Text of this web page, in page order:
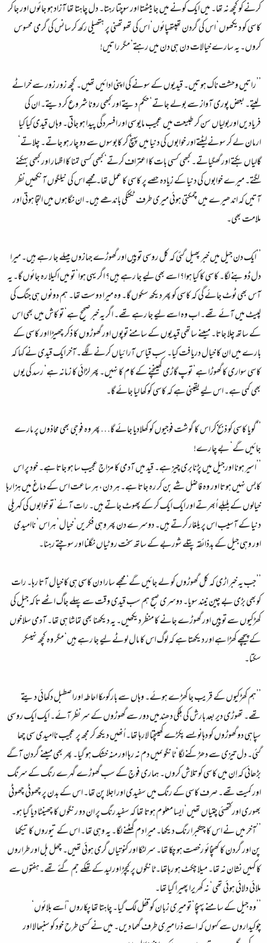
کرنے کو کچھ نہ تھا۔ میں ایک کونے میں جا بیٹھتا اور سوچتا رہتا۔ دل چاہتا تھا آزاد ہو جائوں اور جا کر
کاسی کو دیکھوں‘ اس کی گردن تھپتھپائوں‘ اس کی تھوتھنی پر ہتھیلی رکھ کر سانس کی گرمی محسوس
کروں۔ یہ سارے خیالات دن ہی دن میں رہتے‘ مگر راتیں!
’’راتیں وحشت ناک ہوتیں۔ قیدیوں کے سونے کی اپنی ادائیں تھیں۔ کچھ زور زور سے خراٹے
لیتے۔ بعض پوری آواز سے بولے جاتے‘ حکم دیتے اور کبھی رونا شروع کر دیتے۔ ان کی
فریادیں اوربولیاں سن کر طبیعت میں عجیب مایوسی اور افسردگی پیدا ہو جاتی۔ وہاں قیدی کیا کیا
ارمان لے کر سونے لیٹتے اور خوابوں کی دنیا میں پہنچ کر کابوسوں سے دو چار ہو جاتے۔ چلاتے‘
گالیاں بکتے اور گھگیاتے۔ کبھی کسی بات کا اعتراف کرتے‘ کبھی کسی تمنا کا اظہار اور کبھی بہکنے
لگتے۔ میرے خوابوں کی دنیا کے زیادہ حصے پر کاسی کا عمل تھا۔ مجھے اس کی نیلگوں آنکھیں نظر
آتیں کہ اندھیرے میں چمکتی ہوئی میری طرف ٹکٹکی باندھے ہیں۔ ان نگاہوں میں التجا ہوتی اور
ملامت بھی۔
’’ایک دن جیل میں خبر پھیل گئی کہ کل روسی توپیں اور گھوڑے جہازوں میںلے جا رہے ہیں۔ میرا
دل ڈوبنے لگا۔ کاسی کا کیا ہوا؟ اسے بھی لیے جا رہے ہیں؟ اگر یہی ہوا‘ تو میں اکیلا رہ جائوں گا۔ یہ
آس بھی ٹوٹ جائے گی کہ کاسی کو پھر دیکھ سکوں گا۔ وہ میرا دوست تھا۔ ہم دونوں ہی جنگ کی
لپیٹ میں آئے تھے۔ اب وہ اسے لیے جا رہے تھے۔ اگر یہ خبرصحیح ہے‘ تو کاش میں بھی اس
کے ساتھ چلا جاتا۔ میںنے ساتھی قیدیوں کے سامنے توپوں اور گھوڑوں کا ذکر چھیڑا اور کاسی کے
بارے میں ان کا خیال دریافت کیا۔ سب قیاس آرائیاں کرنے لگے۔آخر ایک قیدی نے کہا کہ
کاسی سواری کا گھوڑا ہے‘ توپ گاڑی کھینچنے کے کام کا نہیں۔ پھر لڑائی کا زمانہ ہے‘ رسد کی یوں
بھی کمی ہے۔ اس لیے یقینی ہے کہ کاسی کو کھا لیا جائے گا۔
’’گویا کاسی کو ذبخ کر اس کا گوشت فوجیوں کو کھلادیا جائے گا… پھر وہ فوجی بھی محاذوں پر مارے
جائیں گے‘ بے چارے!
’’اسیر ہونا اورجیل میں پڑنابری چیز ہے۔ قید میں آدمی کا مزاج عجیب سا ہو جاتا ہے۔ خود پر اس
کابس نہیں ہوتا اور وہ فاضل شے بن کر رہ جاتا ہے۔ ہر دن، ہر ساعت اس کے دماغ میں ہزارہا
خیالوں کے بلبلے اُبھرتے اور ایک ایک کر کے پھوٹ جاتے ہیں۔ رات آئے‘ تو خوابوں کی کہریلی
دنیا کے آسیب اس پر یلغار کرتے ہیں۔ دوسرے دن پھر وہی فکریں‘ خیال‘ ہراس‘ ناامیدی
اور وہی جیل کے بدذائقہ پتلے شوربے کے ساتھ سخت روٹیاں نگلنا اور سوچتے رہنا۔
’’جب یہ خبر اڑی کہ کل گھوڑوں کو لے جائیں گے‘ مجھے سارا دن کاسی ہی کا خیال آتا رہا۔ رات
کوبھی بڑی بے چین نیند سویا۔ دوسری صبح ہم سب قیدی وقت سے پہلے جاگ اٹھے تاکہ جیل کی
کھڑکیوں سے توپیں اور گھوڑے جانے کا منظر دیکھیں۔ یہ دیکھنا بھی تماشا ہی تھا۔ آدمی سلاخوں
کے پیچھے کھڑا ہے اور دیکھتا ہے کہ لوگ اس کا مال لوٹے لیے جا رہے ہیں‘ مگر وہ کچھ نہیںکر
سکتا۔
’’ہم کھڑکیوں کے قریب جا کھڑے ہوئے۔ وہاں سے بارکوںکا احاطہ اوراصطبل دکھائی دیتے
تھے۔ تھوڑی دیر بعد بارش کی ہلکی دھندمیں دور سے گھوڑوں کے سر نظر آئے۔ ایک ایک روسی
سپاہی دو گھوڑوں کو دہانوںسے پکڑے کھینچتا لارہا تھا۔ اُنھیں دیکھ کر مجھ پر عجیب ناامیدی سی چھا
گئی۔ دل تیزی سے دھڑکنے لگا‘ ٹانگوںمیں دم نہ رہا اور منہ خشک ہو گیا۔ پھر بھی میںنے گردن آگے
بڑھائی کہ اِن میں کاسی کوتلاش کروں۔ ہماری فوج کے سب گھوڑے گہرے رنگ کے سرنگ
اور کمیت تھے۔ صرف کاسی کے رنگ میں سفیدی اور اجلا پن تھا۔ اس کے بدن پر چھوٹی چھوٹی
بھوری اورکتھئی چتیاں تھیں‘ ایسا معلوم ہوتا تھا کہ سفید رنگ پر ان دو رنگوں کا چھینٹا دیا گیا ہو۔
’’آخر میں نے اس کا چتکبرا رنگ دیکھا۔ میرا دم گھٹنے لگا۔ یہ وہی تھا۔ اس کے تیوروں کا تیکھا
پن اور گردن کا کھنچائو رخصت ہو چکا تھا۔ سر لٹکا اور کنوتیاں گری ہوئی تھیں۔ چھل بل اور طراروں
کا کہیں نشان نہ تھا۔ میلا چکٹ ہو رہاتھا۔ ٹانگوں پر کیچڑ اور لید کے تھکے جم گئے تھے۔ہفتوں سے
ملائی دلائی ہوئی تھی‘ نہ کھریرا پھیرا گیا تھا۔
’’وہ جیل کے سامنے پہنچا‘ تو میری زبان کو قفل لگ گیا۔ چاہتا تھا پکاروں‘ اُسے بلائوں‘
چوکیداروں سے کہوں کہ اسے ذرا میری طرف گھما دیں۔ میں نے کسی طرح خود کو سنبھالا اور